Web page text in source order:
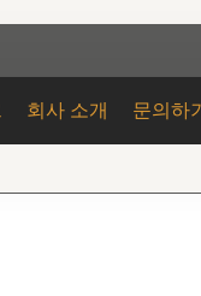
회사 소개 문의하기